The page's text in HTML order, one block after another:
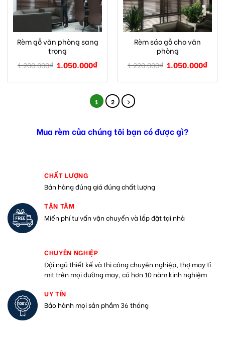
Rèm gỗ văn phòng sang
trọng
1.200.000₫ 1.050.000₫
Rèm sáo gỗ cho văn
phòng
1.220.000₫ 1.050.000₫
1 2
Mua rèm của chúng tôi bạn có được gì?
CHẤT LƯỢNG
Bán hàng đúng giá đúng chất lượng
TẬN TÂM
Miến phí tư vấn vận chuyển và lắp đặt tại nhà
CHUYÊN NGHIỆP
Đội ngũ thiết kế và thi công chuyên nghiệp, thợ may tỉ
mit trên mọi đường may, có hơn 10 năm kinh nghiệm
UY TÍN
Bảo hành mọi sản phầm 36 tháng